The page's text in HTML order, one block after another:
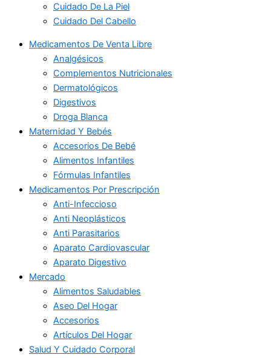
Cuidado De La Piel
Cuidado Del Cabello
Medicamentos De Venta Libre
Analgésicos
Complementos Nutricionales
Dermatológicos
Digestivos
Droga Blanca
Maternidad Y Bebés
Accesorios De Bebé
Alimentos Infantiles
Fórmulas Infantiles
Medicamentos Por Prescripción
Anti-Infeccioso
Anti Neoplásticos
Anti Parasitarios
Aparato Cardiovascular
Aparato Digestivo
Mercado
Alimentos Saludables
Aseo Del Hogar
Accesorios
Artículos Del Hogar
Salud Y Cuidado Corporal